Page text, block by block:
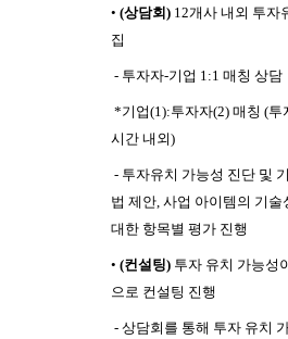
• (상담회) 12개사 내외 투자
집
- 투자자-기업 1:1 매칭 상담
*기업(1):투자자(2) 매칭 (투
시간 내외)
- 투자유치 가능성 진단 및
법 제안, 사업 아이템의 기술
대한 항목별 평가 진행
• (컨설팅) 투자 유치 가능성
으로 컨설팅 진행
- 상담회를 통해 투자 유치